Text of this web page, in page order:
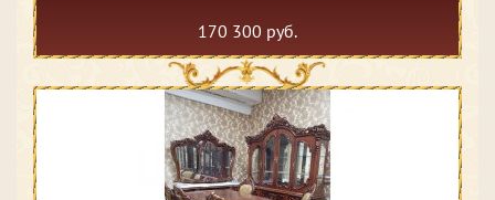
170 300 руб.